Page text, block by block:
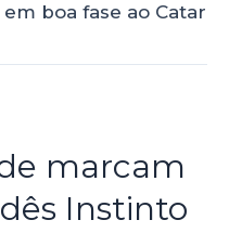
boa fase ao Catar
marcam
Instinto